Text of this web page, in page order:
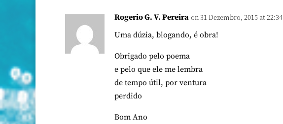
Rogerio G. V. Pereira on 31 Dezembro, 2015 at 22:34
Uma dúzia, blogando, é obra!
Obrigado pelo poema
e pelo que ele me lembra
de tempo útil, por ventura
perdido
Bom Ano